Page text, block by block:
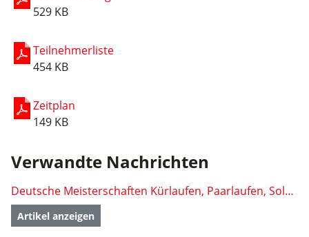
529 KB
Teilnehmerliste
454 KB
Zeitplan
149 KB
Verwandte Nachrichten
Deutsche Meisterschaften Kürlaufen, Paarlaufen, Solo- und Rolltanz und Inline Artistic 2023 - Bayreuth
Artikel anzeigen